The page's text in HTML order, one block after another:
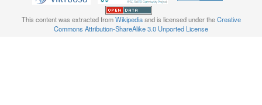
This content was extracted fromWikipediaand is licensed under theCreative
Commons Attribution-ShareAlike 3.0 Unported License